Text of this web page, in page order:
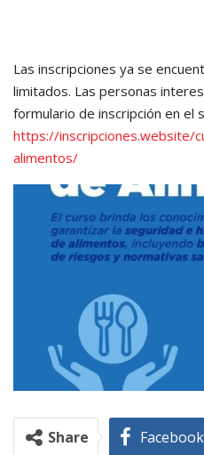
Las inscripciones ya se
limitados. Las personas
formulario de inscripción en el
https://inscripciones.website/
alimentos/
Share Facebook